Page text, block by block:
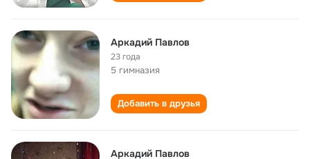
Аркадий Павлов
23 года
5 гимназия
Добавить в друзья
Аркадий Павлов